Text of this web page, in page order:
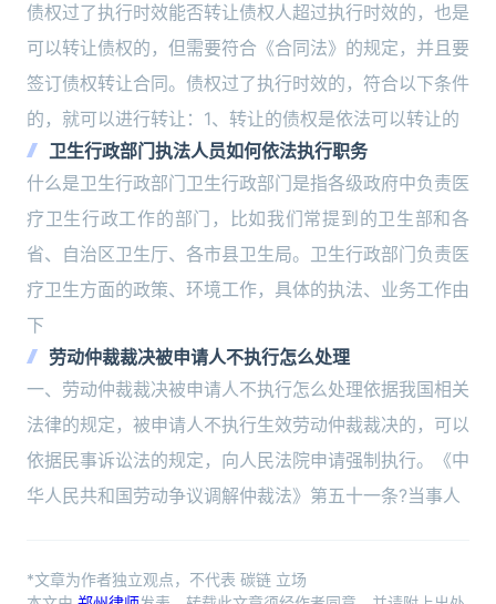
债权过了执行时效能否转让债权人超过执行时效的，也是
可以转让债权的，但需要符合《合同法》的规定，并且要
签订债权转让合同。债权过了执行时效的，符合以下条件
的，就可以进行转让：1、转让的债权是依法可以转让的
卫生行政部门执法人员如何依法执行职务
什么是卫生行政部门卫生行政部门是指各级政府中负责医
疗卫生行政工作的部门，比如我们常提到的卫生部和各
省、自治区卫生厅、各市县卫生局。卫生行政部门负责医
疗卫生方面的政策、环境工作，具体的执法、业务工作由
下
劳动仲裁裁决被申请人不执行怎么处理
一、劳动仲裁裁决被申请人不执行怎么处理依据我国相关
法律的规定，被申请人不执行生效劳动仲裁裁决的，可以
依据民事诉讼法的规定，向人民法院申请强制执行。《中
华人民共和国劳动争议调解仲裁法》第五十一条?当事人
*文章为作者独立观点，不代表 碳链 立场